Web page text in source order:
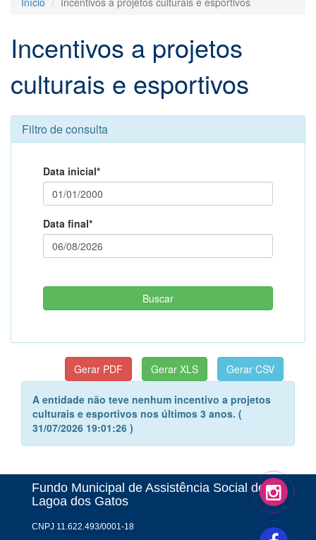
Incentivos a projetos
culturais e esportivos
Filtro de consulta
Data inicial*
Data final*
A entidade não teve nenhum incentivo a projetos
culturais e esportivos nos últimos 3 anos. (
31/07/2026 19:01:26 )
Fundo Municipal de Assistência Social de
Lagoa dos Gatos
CNPJ 11.622.493/0001-18